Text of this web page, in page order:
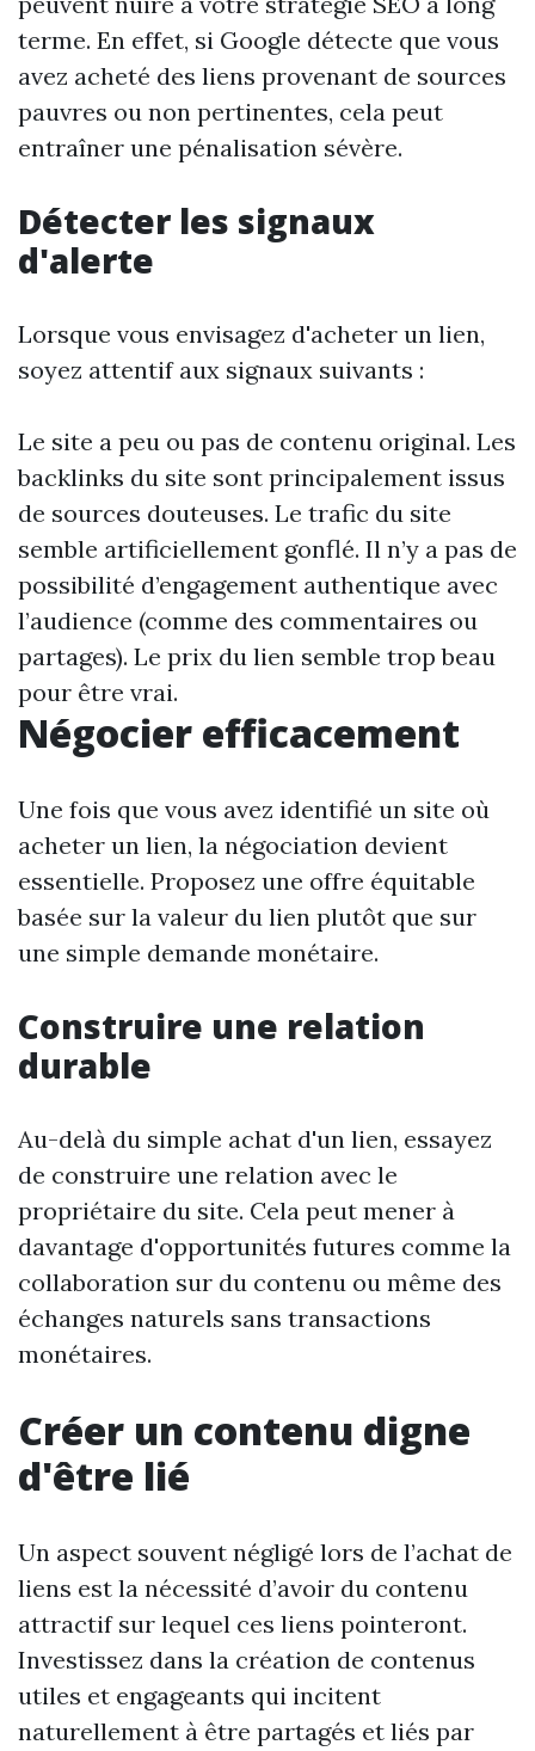
terme. En effet, si Google détecte que vous
avez acheté des liens provenant de sources
pauvres ou non pertinentes, cela peut
entraîner une pénalisation sévère.
Détecter les signaux
d'alerte
Lorsque vous envisagez d'acheter un lien,
soyez attentif aux signaux suivants :
Le site a peu ou pas de contenu original. Les
backlinks du site sont principalement issus
de sources douteuses. Le trafic du site
semble artificiellement gonflé. Il n’y a pas de
possibilité d’engagement authentique avec
l’audience (comme des commentaires ou
partages). Le prix du lien semble trop beau
pour être vrai.
Négocier efficacement
Une fois que vous avez identifié un site où
acheter un lien, la négociation devient
essentielle. Proposez une offre équitable
basée sur la valeur du lien plutôt que sur
une simple demande monétaire.
Construire une relation
durable
Au-delà du simple achat d'un lien, essayez
de construire une relation avec le
propriétaire du site. Cela peut mener à
davantage d'opportunités futures comme la
collaboration sur du contenu ou même des
échanges naturels sans transactions
monétaires.
Créer un contenu digne
d'être lié
Un aspect souvent négligé lors de l’achat de
liens est la nécessité d’avoir du contenu
attractif sur lequel ces liens pointeront.
Investissez dans la création de contenus
utiles et engageants qui incitent
naturellement à être partagés et liés par